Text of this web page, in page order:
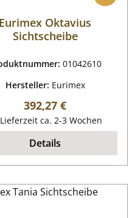
Oktavius
Sichtscheibe
01042610
Hersteller: Eurimex
Regulärer Preis:
392,27 €
ca. 2-3 Wochen
Details